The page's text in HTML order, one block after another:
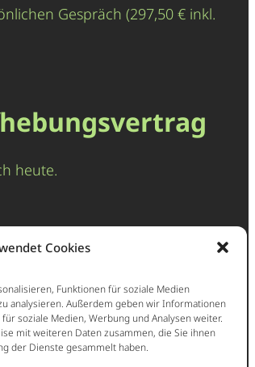
Cookies
Funktionen für soziale Medien
analysieren. Außerdem geben wir Informationen
soziale Medien, Werbung und Analysen weiter.
mit weiteren Daten zusammen, die Sie ihnen
der Dienste gesammelt haben.
Gespräch (297,50 € inkl.
heute.